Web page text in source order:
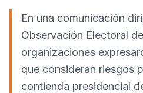
En una comunicación
Observación Electoral
organizaciones
que consideran riesgos
contienda presidencial